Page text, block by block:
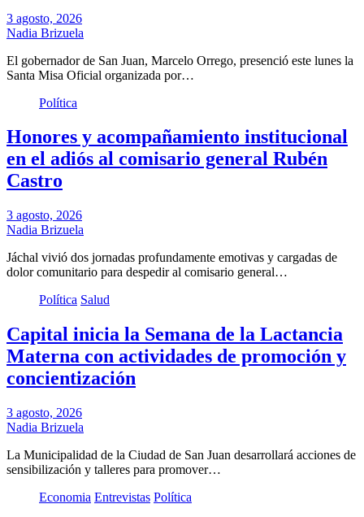
3 agosto, 2026
Nadia Brizuela
El gobernador de San Juan, Marcelo Orrego, presenció este lunes la
Santa Misa Oficial organizada por…
Política
Honores y acompañamiento institucional
en el adiós al comisario general Rubén
Castro
3 agosto, 2026
Nadia Brizuela
Jáchal vivió dos jornadas profundamente emotivas y cargadas de
dolor comunitario para despedir al comisario general…
Política Salud
Capital inicia la Semana de la Lactancia
Materna con actividades de promoción y
concientización
3 agosto, 2026
Nadia Brizuela
La Municipalidad de la Ciudad de San Juan desarrollará acciones de
sensibilización y talleres para promover…
Economia Entrevistas Política